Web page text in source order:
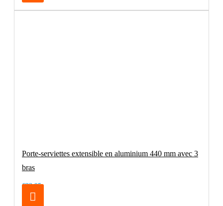
Porte-serviettes extensible en aluminium 440 mm avec 3
bras
€32.95